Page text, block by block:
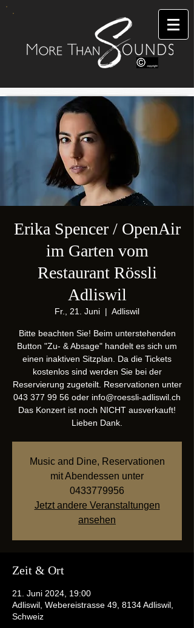
Erika Spencer / OpenAir
im Garten vom
Restaurant Rössli
Adliswil
Fr., 21. Juni
  |
Adliswil
Bitte beachten Sie! Beim unterstehenden
Button "Zu- & Absage" handelt es sich um
einen inaktiven Sitzplan. Da die Tickets
kostenlos sind werden Sie bei der
Reservierung zugeteilt. Reservationen unter
043 377 99 56 oder info@roessli-adliswil.ch
Das Konzert ist noch NICHT ausverkauft!
Lieben Dank.
Music and Dine, Reservationen
mit Abendessen unter
0433779956
Jetzt andere Veranstaltungen
ansehen
Zeit & Ort
21. Juni 2024, 19:00
Adliswil, Webereistrasse 49, 8134 Adliswil,
Schweiz